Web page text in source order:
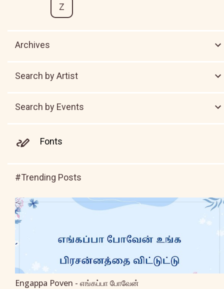
Z
Archives
Search by Artist
Search by Events
Fonts
#Trending Posts
Engappa Poven - எங்கப்பா போவேன்